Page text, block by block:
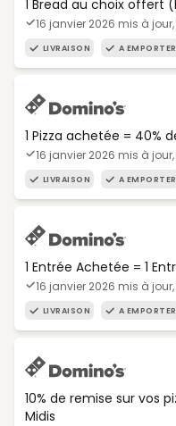
1 Bread au choix offert
16 janvier 2026 mis à
LIVRAISON A EMPORTER
1 Pizza achetée = 40%
16 janvier 2026 mis à
LIVRAISON A EMPORTER
1 Entrée Achetée = 1
16 janvier 2026 mis à
LIVRAISON A EMPORTER
10% de remise sur vos
Midis